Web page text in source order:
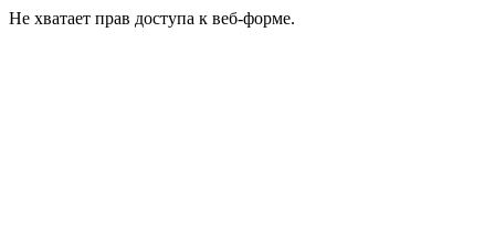
Не хватает прав доступа к веб-форме.